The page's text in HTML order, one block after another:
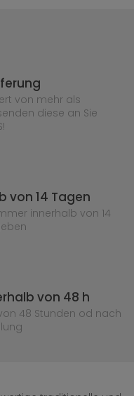
von mehr als
diese an Sie
von 14 Tagen
innerhalb von 14
von 48 h
48 Stunden od nach